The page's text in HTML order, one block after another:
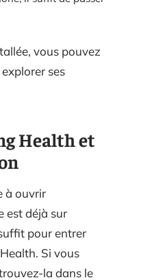
vous pouvez
ses
Health et
à ouvrir
est déjà sur
pour entrer
Si vous
la dans le